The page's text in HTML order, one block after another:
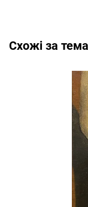
Cхожі за